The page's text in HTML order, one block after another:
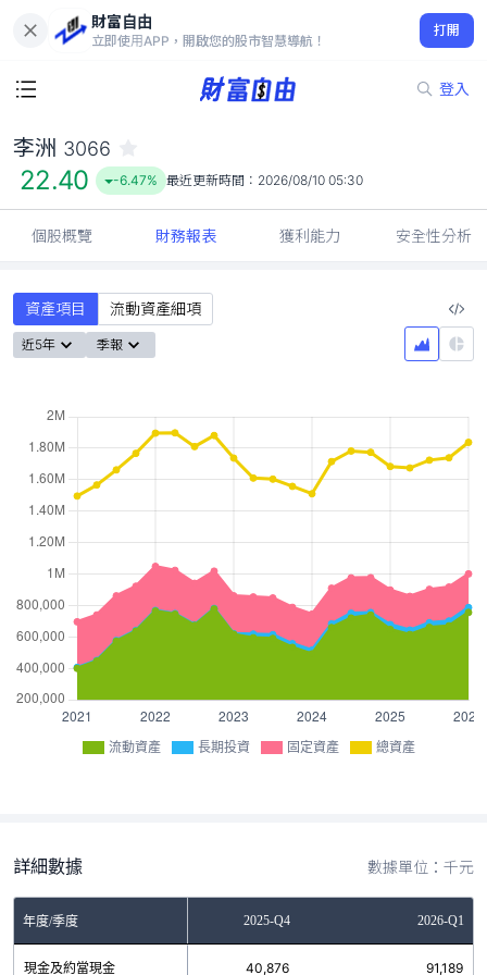
財富自由
立即使用APP，開啟您的股市智慧導航！
打開
登入
22.40
-6.47%
李洲 3066
22.40 -6.47% 最近更新時間： 2026/08/10 05:30
個股概覽 財務報表 獲利能力 安全性分析
資產項目 流動資產細項
近5年 季報
流動資產 長期投資 固定資產 總資產
詳細數據 數據單位：千元
年度/季度2025-Q3 2025-Q4 2026-Q1
現金及約當現金
76,316 40,876 91,189